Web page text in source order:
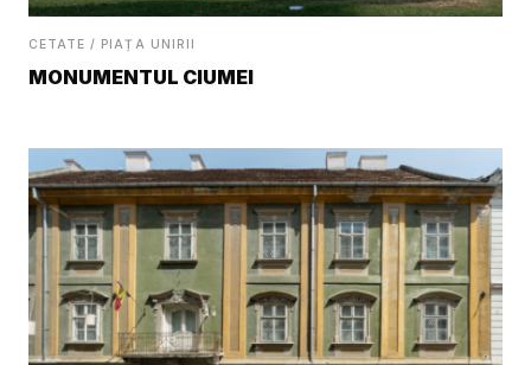
CETATE / PIAȚA UNIRII
MONUMENTUL CIUMEI